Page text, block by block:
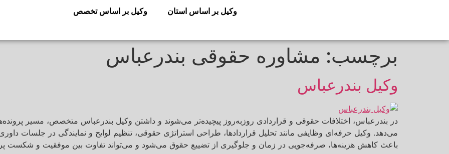
وکیل بر اساس استان وکیل بر اساس تخصص
برچسب: مشاوره حقوقی بندرعباس
وکیل بندرعباس
در بندرعباس، اختلافات حقوقی و قراردادی روزبه‌روز پیچیده‌تر می‌شوند و داشتن وکیل بندرعباس متخصص، مسیر
می‌دهد. وکیل حرفه‌ای وظایفی مانند تحلیل قراردادها، طراحی استراتژی حقوقی، تنظیم لوایح و نمایندگی در جلسات
باعث کاهش هزینه‌ها، صرفه‌جویی در زمان و جلوگیری از تضییع حقوق می‌شود و می‌تواند تفاوت بین موفقیت و شکست